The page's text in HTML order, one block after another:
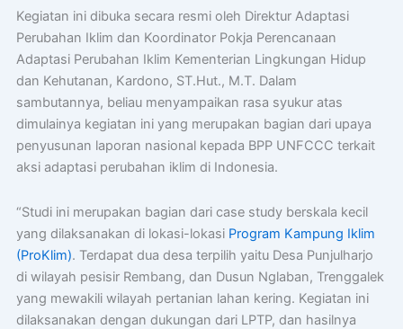
Kegiatan ini dibuka secara resmi oleh Direktur Adaptasi
Perubahan Iklim dan Koordinator Pokja Perencanaan
Adaptasi Perubahan Iklim Kementerian Lingkungan Hidup
dan Kehutanan, Kardono, ST.Hut., M.T. Dalam
sambutannya, beliau menyampaikan rasa syukur atas
dimulainya kegiatan ini yang merupakan bagian dari upaya
penyusunan laporan nasional kepada BPP UNFCCC terkait
aksi adaptasi perubahan iklim di Indonesia.
“Studi ini merupakan bagian dari case study berskala kecil
yang dilaksanakan di lokasi-lokasi Program Kampung Iklim
(ProKlim). Terdapat dua desa terpilih yaitu Desa Punjulharjo
di wilayah pesisir Rembang, dan Dusun Nglaban, Trenggalek
yang mewakili wilayah pertanian lahan kering. Kegiatan ini
dilaksanakan dengan dukungan dari LPTP, dan hasilnya